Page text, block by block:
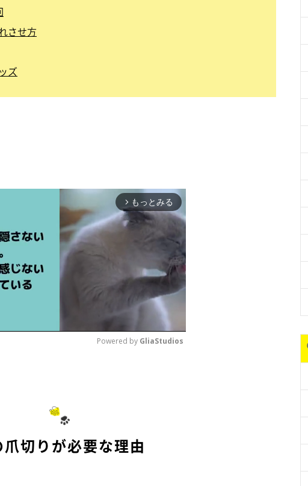
させ方
ズ
医師
ネコの多頭飼いのすべて 獣医師が教える 幸せに暮らすためのポイント』メ
猫種図鑑 日本と世界の60種』メイツ出版
arrow_forward_ios もっとみる
Powered by GliaStudios
切りが必要な理由